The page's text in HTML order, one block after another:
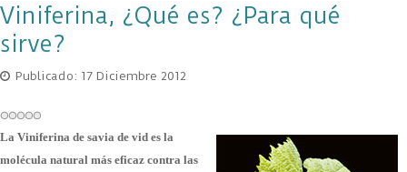
Viniferina, ¿Qué es? ¿Para qué
sirve?
Publicado: 17 Diciembre 2012
La Viniferina de savia de vid es la
molécula natural más eficaz contra las